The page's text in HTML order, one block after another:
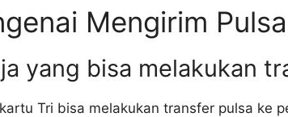
Mengirim
yang bisa melakukan
Tri bisa melakukan transfer pulsa ke